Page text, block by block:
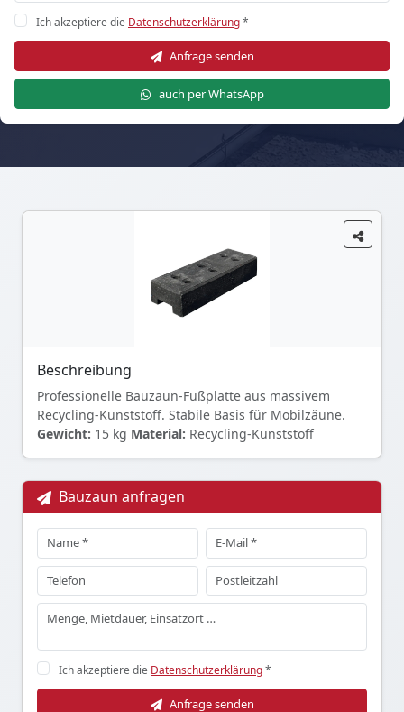
Ich akzeptiere die Datenschutzerklärung*
Anfrage senden
auch per WhatsApp
Beschreibung
Professionelle Bauzaun-Fußplatte aus massivem
Recycling-Kunststoff. Stabile Basis für Mobilzäune.
Gewicht: 15 kg Material: Recycling-Kunststoff
Bauzaun anfragen
Ich akzeptiere die Datenschutzerklärung*
Anfrage senden